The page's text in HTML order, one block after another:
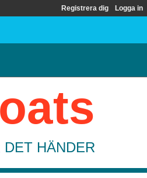
Registrera dig Logga in
HÄNDER